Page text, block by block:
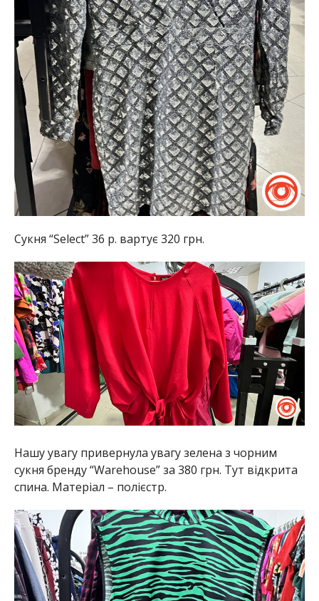
Сукня “Select” 36 р. вартує 320 грн.
Нашу увагу привернула увагу зелена з чорним
сукня бренду “Warehouse” за 380 грн. Тут відкрита
спина. Матеріал – полієстр.